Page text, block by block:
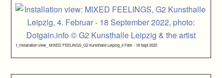
1_installation view_ MIXED FEELINGS_G2 Kunsthalle Leipzig_4 Febr - 18 Sept 2022